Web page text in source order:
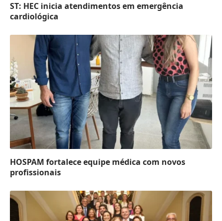
ST: HEC inicia atendimentos em emergência
cardiológica
HOSPAM fortalece equipe médica com novos
profissionais